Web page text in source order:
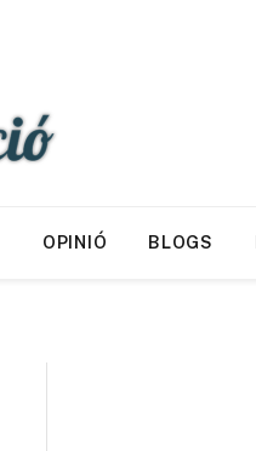
OPINIÓ BLOGS